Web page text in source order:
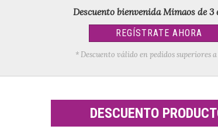
Descuento bienvenida Mimaos de 3
REGÍSTRATE AHORA
* Descuento válido en pedidos superiores
DESCUENTO